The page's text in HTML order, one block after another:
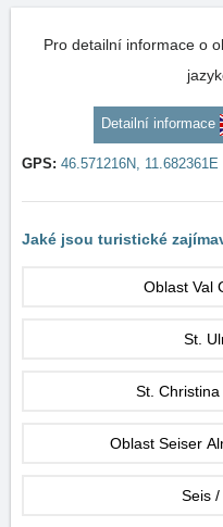
Pro detailní informace o
Detailní informace
GPS: 46.571216N, 11.682361E
Jaké jsou turistické
Oblast Val
St.
St.
Oblast Seiser
Seis /